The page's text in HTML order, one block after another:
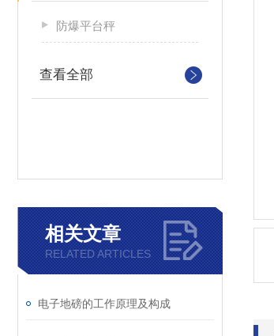
防爆平台秤
查看全部
相关文章
RELATED ARTICLES
电子地磅的工作原理及构成